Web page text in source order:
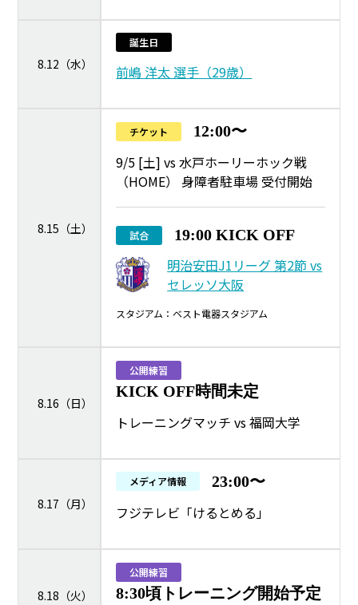
8.12（水）
誕生日
前嶋 洋太 選手（29歳）
8.15（土）
チケット 12:00〜
9/5 [土] vs 水戸ホーリーホック戦
（HOME） 身障者駐車場 受付開始
試合 19:00 KICK OFF
明治安田J1リーグ 第2節 vs
セレッソ大阪
スタジアム：ベスト電器スタジアム
8.16（日）
公開練習
KICK OFF時間未定
トレーニングマッチ vs 福岡大学
8.17（月）
メディア情報 23:00〜
フジテレビ「けるとめる」
8.18（火）
公開練習
8:30頃トレーニング開始予定